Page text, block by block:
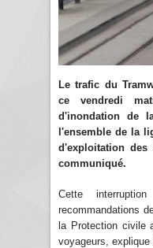
Le trafic du
ce vendredi
d'inondation de
l'ensemble de la
d'exploitation des
communiqué.
Cette
recommandations
la Protection civile
voyageurs, explique